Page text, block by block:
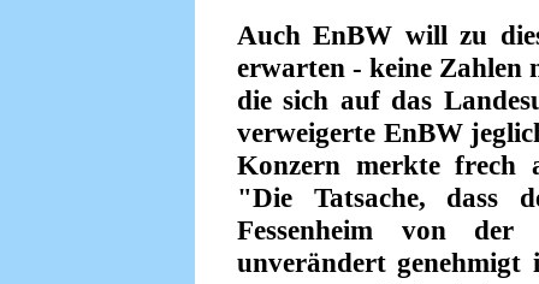
Auch EnBW will zu
erwarten - keine Zahlen
die sich auf das
verweigerte EnBW
Konzern merkte frech
"Die Tatsache, dass
Fessenheim von der
unverändert genehmigt